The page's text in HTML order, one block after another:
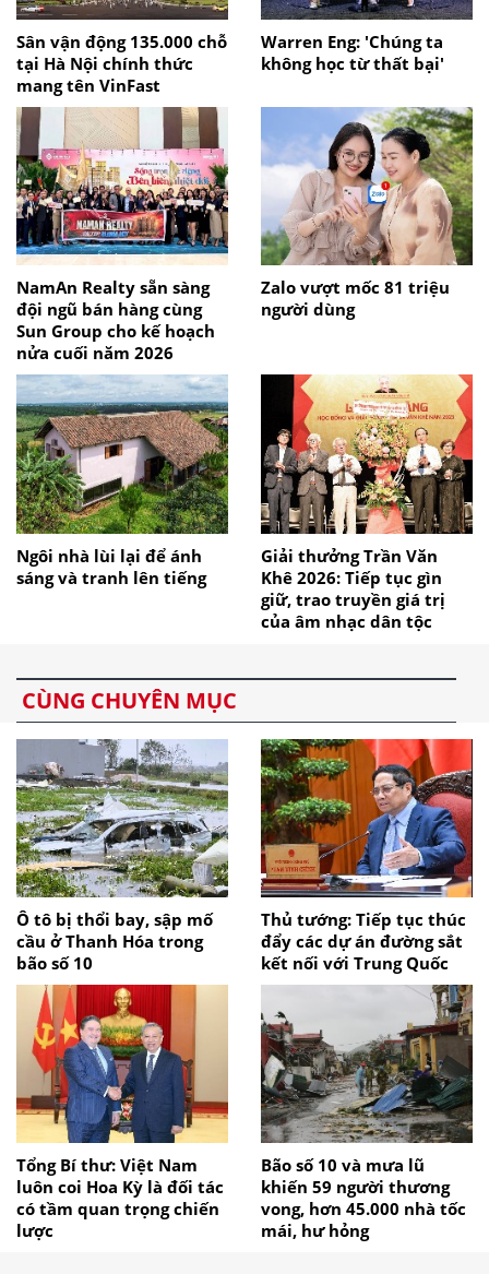
Sân vận động 135.000 chỗ
tại Hà Nội chính thức
mang tên VinFast
Warren Eng: 'Chúng ta
không học từ thất bại'
NamAn Realty sẵn sàng
đội ngũ bán hàng cùng
Sun Group cho kế hoạch
nửa cuối năm 2026
Zalo vượt mốc 81 triệu
người dùng
Ngôi nhà lùi lại để ánh
sáng và tranh lên tiếng
Giải thưởng Trần Văn
Khê 2026: Tiếp tục gìn
giữ, trao truyền giá trị
của âm nhạc dân tộc
CÙNG CHUYÊN MỤC
Ô tô bị thổi bay, sập mố
cầu ở Thanh Hóa trong
bão số 10
Thủ tướng: Tiếp tục thúc
đẩy các dự án đường sắt
kết nối với Trung Quốc
Tổng Bí thư: Việt Nam
luôn coi Hoa Kỳ là đối tác
có tầm quan trọng chiến
lược
Bão số 10 và mưa lũ
khiến 59 người thương
vong, hơn 45.000 nhà tốc
mái, hư hỏng